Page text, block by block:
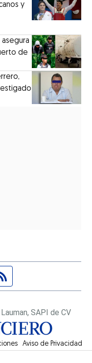
y
de
Facebook
Twitter
SAPI de CV
Opens in new window
Aviso de Privacidad